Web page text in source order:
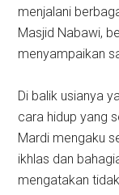
menjalani
Masjid Nabawi,
menyampaikan
Di balik usianya
cara hidup yang
Mardi mengaku
ikhlas dan
mengatakan